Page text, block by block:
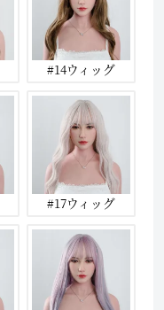
#14ウィッグ
#17ウィッグ